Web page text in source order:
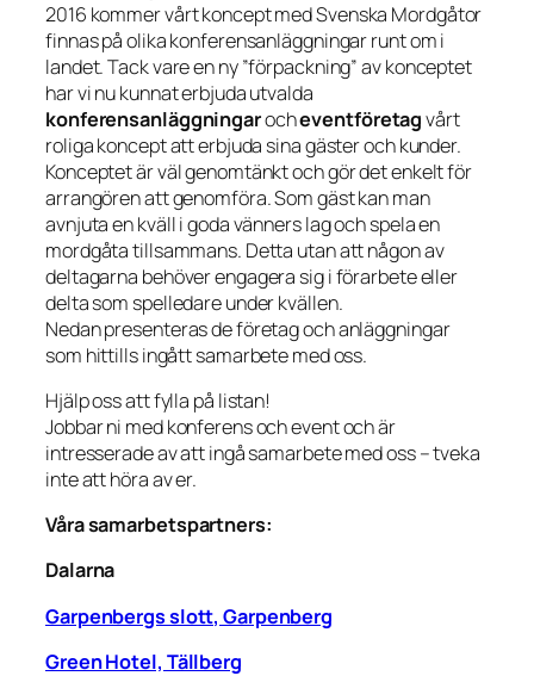
2016 kommer vårt koncept med Svenska Mordgåtor
finnas på olika konferensanläggningar runt om i
landet. Tack vare en ny ”förpackning” av konceptet
har vi nu kunnat erbjuda utvalda
konferensanläggningarocheventföretagvårt
roliga koncept att erbjuda sina gäster och kunder.
Konceptet är väl genomtänkt och gör det enkelt för
arrangören att genomföra. Som gäst kan man
avnjuta en kväll i goda vänners lag och spela en
mordgåta tillsammans. Detta utan att någon av
deltagarna behöver engagera sig i förarbete eller
delta som spelledare under kvällen.
Nedan presenteras de företag och anläggningar
som hittills ingått samarbete med oss.
Hjälp oss att fylla på listan!
Jobbar ni med konferens och event och är
intresserade av att ingå samarbete med oss – tveka
inte att höra av er.
Våra samarbetspartners:
Dalarna
Garpenbergs slott, Garpenberg
Green Hotel, Tällberg